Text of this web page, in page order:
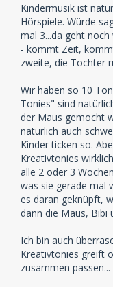
Kindermusik ist
Hörspiele. Würde
mal 3...da geht
- kommt Zeit,
zweite, die Tochter
Wir haben so 10
Tonies" sind
der Maus gemocht
natürlich auch
Kinder ticken so.
Kreativtonies
alle 2 oder 3
was sie gerade mal
es daran geknüpft,
dann die Maus, Bibi
Ich bin auch
Kreativtonies greift
zusammen passen...